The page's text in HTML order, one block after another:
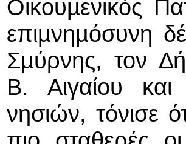
Οικουµενικός
επιµνηµόσυνη
Σµύρνης, τον
Β. Αιγαίου και
νησιών, τόνισε